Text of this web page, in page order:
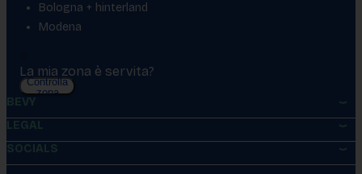
Bologna + hinterland
Modena
La mia zona è servita?
Controlla
zona
BEVY
LEGAL
SOCIALS